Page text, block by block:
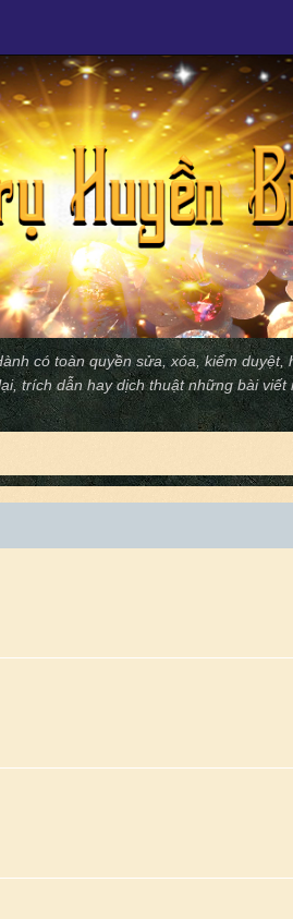
có toàn quyền sửa, xóa, kiểm
trích dẫn hay dịch thuật những bài